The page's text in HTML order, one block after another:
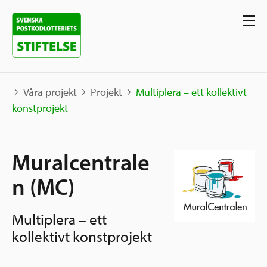
Projekt
Karta
Berättelser
Våra stöd
Grannskapsinitiativet
Utlysningar
Sök stöd
Våra projekt Projekt
Multiplera – ett kollektivt
konstprojekt
Muralcentrale
n (MC)
Multiplera – ett
kollektivt konstprojekt